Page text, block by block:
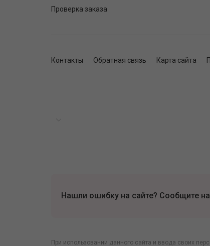
Проверка заказа
Контакты Обратная связь Карта сайта
Нашли ошибку на сайте? Сообщите
При использовании данного сайта и ввода своих